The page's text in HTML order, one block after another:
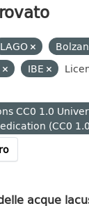
LAGO
IBE
CC0 1.0
(CC0
acque